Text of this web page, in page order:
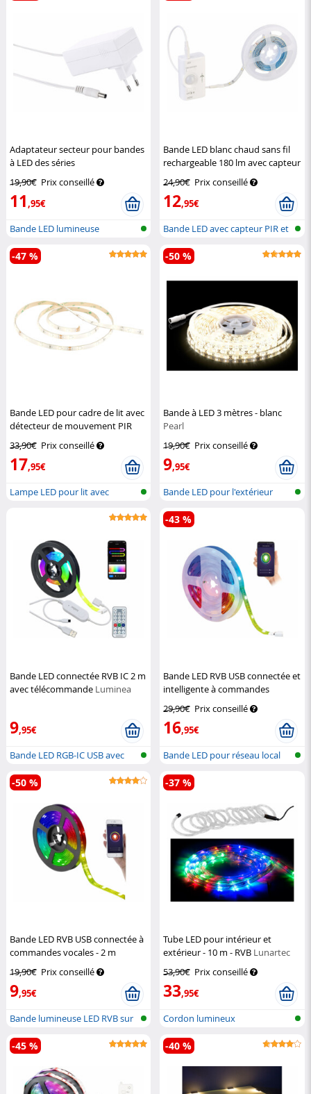
Adaptateur secteur pour bandes
à LED des séries
Lunartec
19,90€ Prix conseillé
11 ,95€
Bande LED lumineuse
Bande LED blanc chaud sans fil
rechargeable 180 lm avec capteur
24,90€ Prix conseillé
12,95€
Bande LED avec capteur PIR et
alime...
Bande LED pour cadre de lit avec
détecteur de mouvement PIR
33,90€ Prix conseillé
17,95€
-47 %
Lampe LED pour lit avec
Bande à LED 3 mètres - blanc
Pearl
19,90€ Prix conseillé
9,95€
-50 %
Bande LED pour l'extérieur
Bande LED connectée RVB IC 2 m
avec télécommande Luminea
9,95€
Bande LED RGB-IC USB avec
Bluetooth...
Bande LED RVB USB connectée et
intelligente à commandes
Control
29,90€ Prix conseillé
16,95€
-43 %
Bande LED pour réseau local
sans fi...
Bande LED RVB USB connectée à
commandes vocales - 2 m
19,90€ Prix conseillé
9,95€
-50 %
Bande lumineuse LED RVB sur
réseau...
Tube LED pour intérieur et
extérieur - 10 m - RVB Lunartec
53,90€ Prix conseillé
33,95€
-37 %
Cordon lumineux
-45 % -40 %